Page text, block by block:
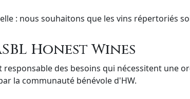
: nous souhaitons que les vins répertoriés
Honest Wines
responsable des besoins qui nécessitent une
la communauté bénévole d'HW.